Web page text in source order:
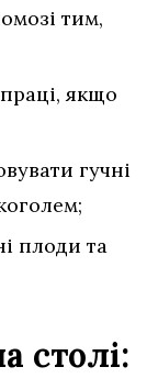
тим,
якщо
гучні
плоди та
столі: